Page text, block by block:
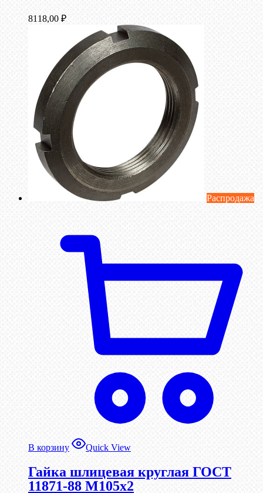
8118,00 ₽
Распродажа
В корзину Quick View
Гайка шлицевая круглая ГОСТ
11871-88 М105х2